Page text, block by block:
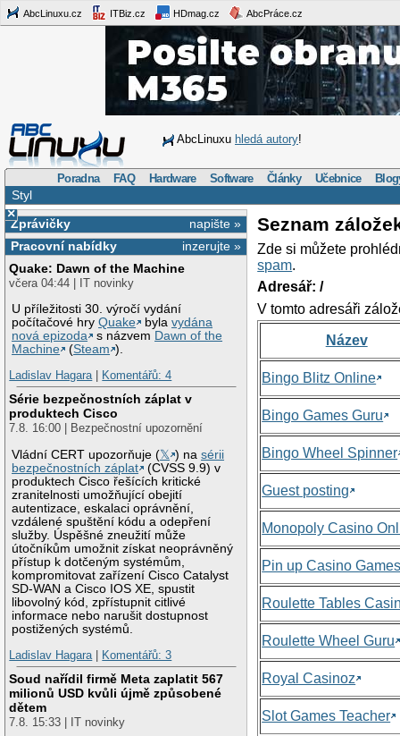
AbcLinuxu.cz ITBiz.cz HDmag.cz AbcPráce.cz
AbcLinuxu hledá autory!
Poradna FAQ Hardware Software Články Učebnice
Styl
×
napište »
Zprávičky
inzerujte »
Pracovní nabídky
Quake: Dawn of the Machine
včera 04:44 | IT novinky
U příležitosti 30. výročí vydání
počítačové hryQuake bylavydána
nová epizoda
s názvem Dawn of the
Machine
(Steam ).
Ladislav Hagara| Komentářů: 4
Série bezpečnostních záplat v
produktech Cisco
7.8. 16:00 | Bezpečnostní upozornění
Vládní CERT upozorňuje (𝕏 ) nasérii
bezpečnostních záplat
(CVSS 9.9) v
produktech Cisco řešících kritické
zranitelnosti umožňující obejití
autentizace, eskalaci oprávnění,
vzdálené spuštění kódu a odepření
služby. Úspěšné zneužití může
útočníkům umožnit získat neoprávněný
přístup k dotčeným systémům,
kompromitovat zařízení Cisco Catalyst
SD-WAN a Cisco IOS XE, spustit
libovolný kód, zpřístupnit citlivé
informace nebo narušit dostupnost
postižených systémů.
Ladislav Hagara| Komentářů: 3
Soud nařídil firmě Meta zaplatit 567
milionů USD kvůli újmě způsobené
dětem
7.8. 15:33 | IT novinky
Seznam
Zde si můžete
spam.
Adresář: /
V tomto adresáři
Název
Bingo Blitz Online
Bingo Games Guru
Bingo Wheel Spinner
Guest posting
Monopoly Casino
Pin up Casino
Roulette Tables
Roulette Wheel Guru
Royal Casinoz
Slot Games Teacher